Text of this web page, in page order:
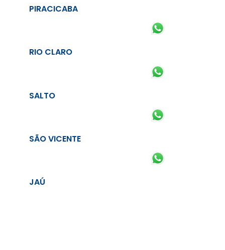
PIRACICABA
RIO CLARO
SALTO
SÃO VICENTE
JAÚ